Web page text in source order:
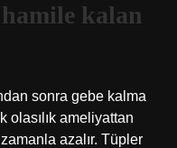
kalan
sonra gebe kalma
olasılık ameliyattan
azalır. Tüpler